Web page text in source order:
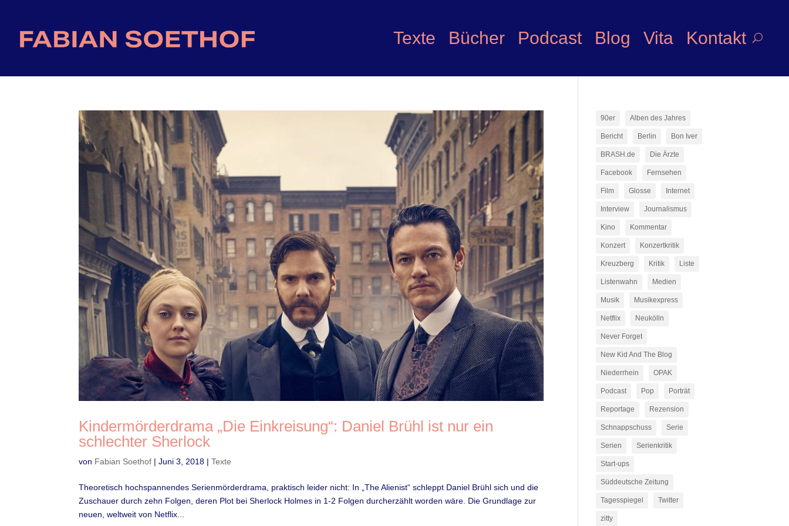
Texte Bücher Podcast Blog Vita Kontakt
Kindermörderdrama „Die Einkreisung“: Daniel Brühl ist nur ein
schlechter Sherlock
von Fabian Soethof |Juni 3, 2018 |Texte
Theoretisch hochspannendes Serienmörderdrama, praktisch leider nicht: In „The Alienist“ schleppt Daniel Brühl sich und die
Zuschauer durch zehn Folgen, deren Plot bei Sherlock Holmes in 1-2 Folgen durcherzählt worden wäre. Die Grundlage zur
neuen, weltweit von Netflix...
90er Alben des Jahres
Bericht Berlin Bon Iver
BRASH.de Die Ärzte
Facebook Fernsehen
Film Glosse Internet
Interview Journalismus
Kino Kommentar
Konzert Konzertkritik
Kreuzberg Kritik Liste
Listenwahn Medien
Musik Musikexpress
Netflix Neukölln
Never Forget
New Kid And The Blog
Niederrhein OPAK
Podcast Pop Porträt
Reportage Rezension
Schnappschuss Serie
Serien Serienkritik
Start-ups
Süddeutsche Zeitung
Tagesspiegel Twitter
zitty